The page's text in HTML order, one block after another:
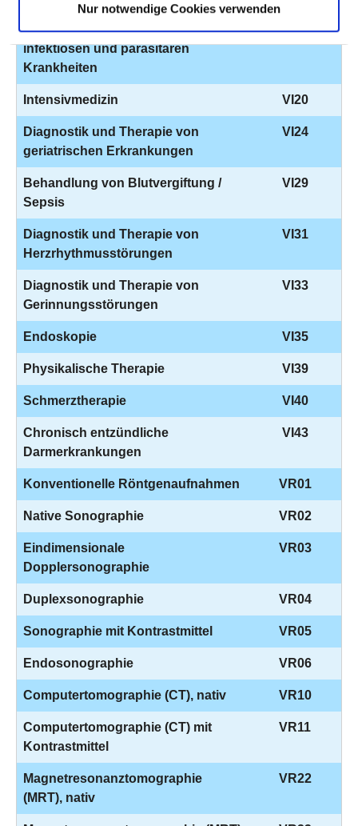
Nur notwendige Cookies verwenden
Diagnostik und Therapie von
infektiösen und parasitären
Krankheiten
VI19
Intensivmedizin VI20
Diagnostik und Therapie von
geriatrischen Erkrankungen
VI24
Behandlung von Blutvergiftung /
Sepsis
VI29
Diagnostik und Therapie von
Herzrhythmusstörungen
VI31
Diagnostik und Therapie von
Gerinnungsstörungen
VI33
Endoskopie VI35
Physikalische Therapie VI39
Schmerztherapie VI40
Chronisch entzündliche
Darmerkrankungen
VI43
Konventionelle Röntgenaufnahmen VR01
Native Sonographie VR02
Eindimensionale
Dopplersonographie
VR03
Duplexsonographie VR04
Sonographie mit Kontrastmittel VR05
Endosonographie VR06
Computertomographie (CT), nativ VR10
Computertomographie (CT) mit
Kontrastmittel
VR11
Magnetresonanztomographie
(MRT), nativ
VR22